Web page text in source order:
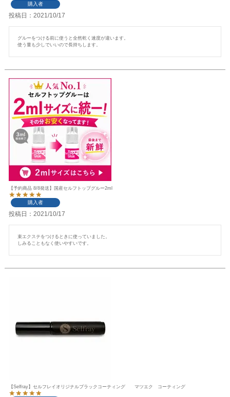
購入者
投稿日 2021/10/17
グルーをつける前に使うと全然乾く速度が違います。
使う量も少しでいいので長持ちします。
【予約商品 8/8発送】国産セルフトップグルー2ml
購入者
投稿日 2021/10/17
束エクステをつけるときに使っていました。
しみることもなく使いやすいです。
【Selfray】セルフレイオリジナルブラックコーティング マツエク コーティング